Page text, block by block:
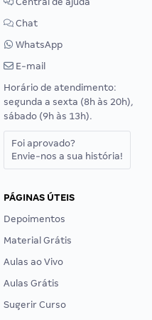
Chat
WhatsApp
E-mail
Horário de atendimento:
segunda a sexta (8h às 20h),
sábado (9h às 13h).
Foi aprovado?
Envie-nos a sua história!
PÁGINAS ÚTEIS
Depoimentos
Material Grátis
Aulas ao Vivo
Aulas Grátis
Sugerir Curso